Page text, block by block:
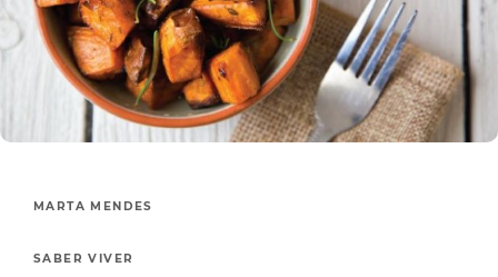
MARTA MENDES
SABER VIVER